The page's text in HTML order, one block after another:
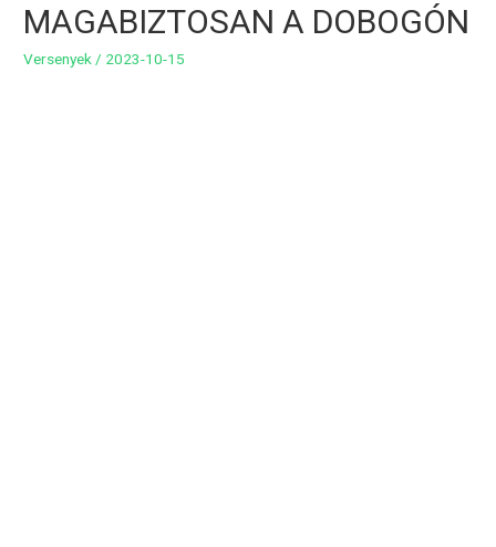
MAGABIZTOSAN A DOBOGÓN
Versenyek / 2023-10-15